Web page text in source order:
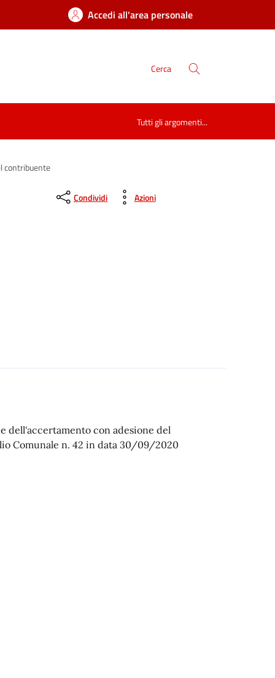
Accedi all'area personale
Cerca
Tutti gli argomenti...
contribuente
Condividi Azioni
dell'accertamento con adesione del
Comunale n. 42 in data 30/09/2020